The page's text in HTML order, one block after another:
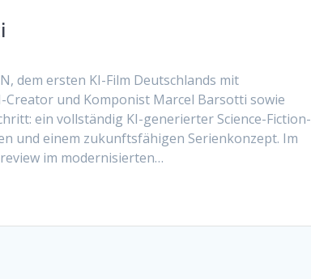
dem ersten KI-Film Deutschlands mit
und Komponist Marcel Barsotti sowie
ein vollständig KI-generierter Science-Fiction-
und einem zukunftsfähigen Serienkonzept. Im
im modernisierten…